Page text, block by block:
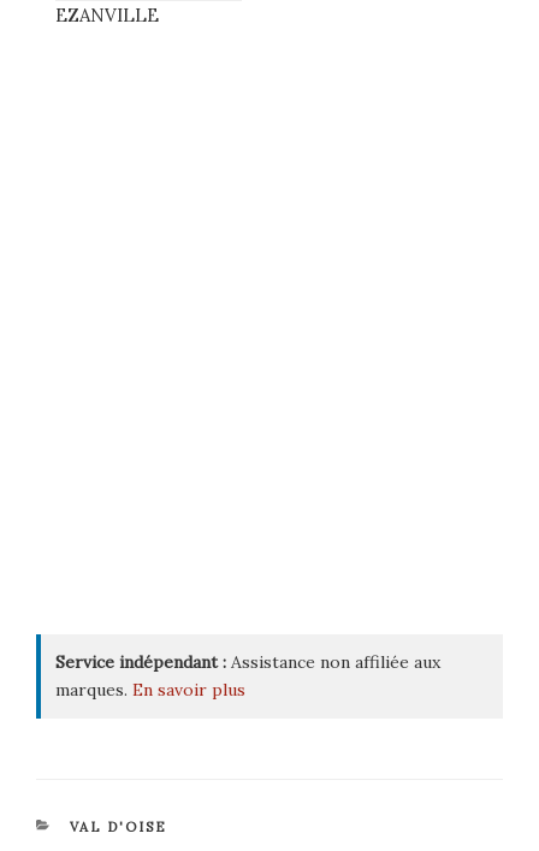
EZANVILLE
Service indépendant : Assistance non affiliée aux
marques. En savoir plus
CATÉGORIES
VAL D'OISE